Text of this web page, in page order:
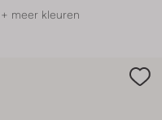
+ meer kleuren